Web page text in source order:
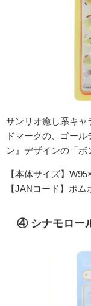
サンリオ癒し系キャ
ドマークの、ゴー
ン』デザインの「ボ
【本体サイズ】
【JANコード】ポ
④ シナモロー